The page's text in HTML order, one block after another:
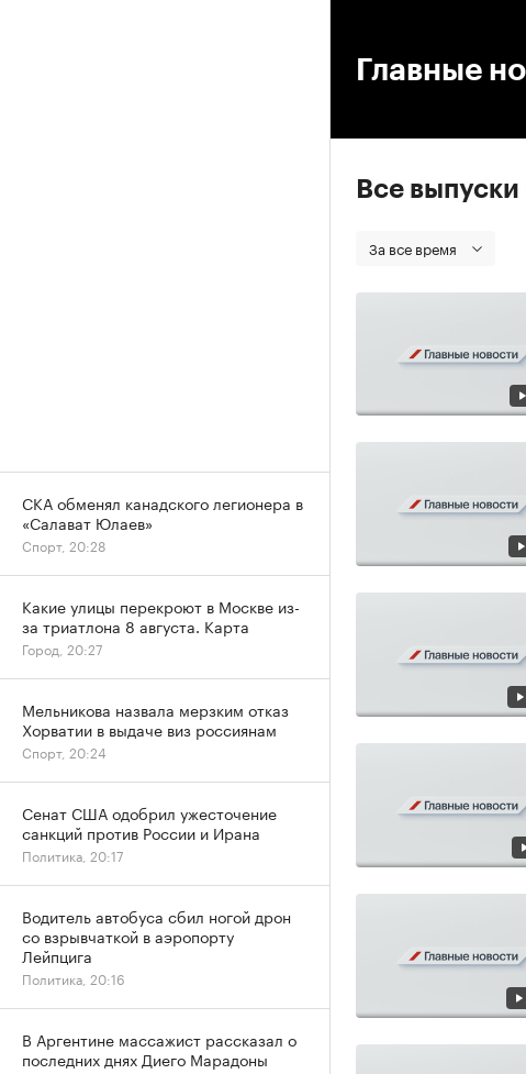
Главные
Все
За все время
СКА обменял канадского легионера в
«Салават Юлаев»
Спорт, 20:28
Какие улицы перекроют в Москве из-
за триатлона 8 августа. Карта
Город, 20:27
Мельникова назвала мерзким отказ
Хорватии в выдаче виз россиянам
Спорт, 20:24
Сенат США одобрил ужесточение
санкций против России и Ирана
Политика, 20:17
Водитель автобуса сбил ногой дрон
со взрывчаткой в аэропорту
Лейпцига
Политика, 20:16
В Аргентине массажист рассказал о
последних днях Диего Марадоны